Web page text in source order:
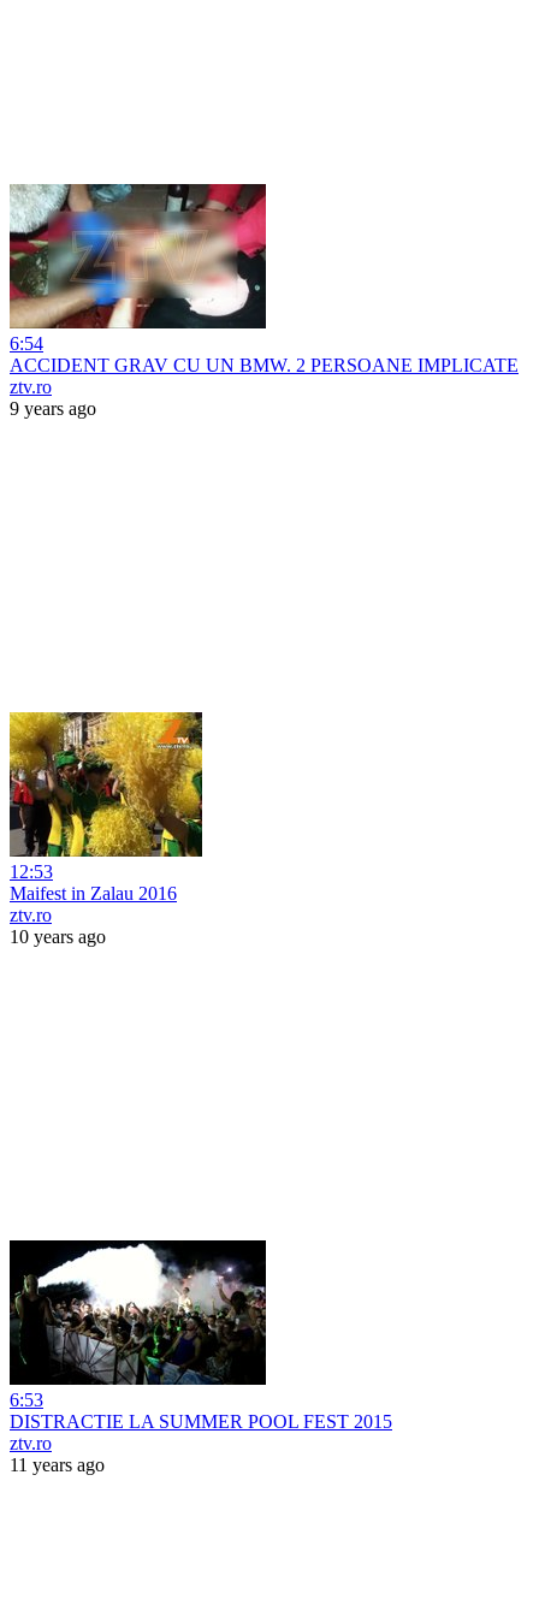
6:54
ACCIDENT GRAV CU UN BMW. 2 PERSOANE IMPLICATE
ztv.ro
9 years ago
12:53
Maifest in Zalau 2016
ztv.ro
10 years ago
6:53
DISTRACTIE LA SUMMER POOL FEST 2015
ztv.ro
11 years ago